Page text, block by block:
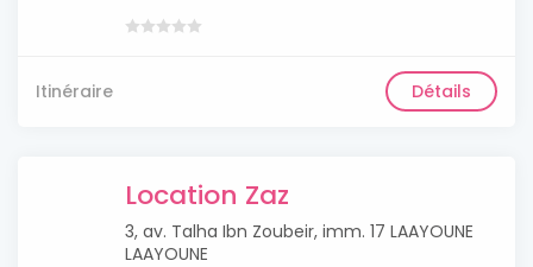
Itinéraire Détails
Location Zaz
3, av. Talha Ibn Zoubeir, imm. 17 LAAYOUNE
LAAYOUNE